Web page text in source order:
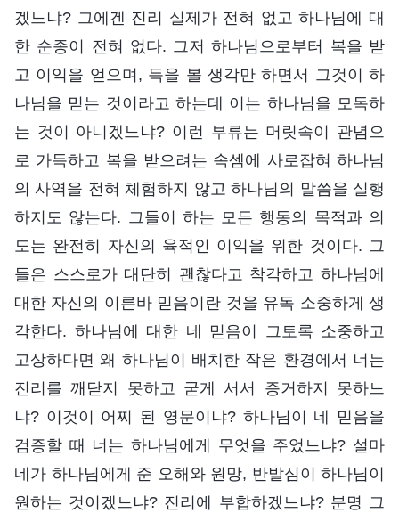
겠느냐? 그에겐 진리 실제가 전혀 없고 하나님에 대
한 순종이 전혀 없다. 그저 하나님으로부터 복을 받
고 이익을 얻으며, 득을 볼 생각만 하면서 그것이 하
나님을 믿는 것이라고 하는데 이는 하나님을 모독하
는 것이 아니겠느냐? 이런 부류는 머릿속이 관념으
로 가득하고 복을 받으려는 속셈에 사로잡혀 하나님
의 사역을 전혀 체험하지 않고 하나님의 말씀을 실행
하지도 않는다. 그들이 하는 모든 행동의 목적과 의
도는 완전히 자신의 육적인 이익을 위한 것이다. 그
들은 스스로가 대단히 괜찮다고 착각하고 하나님에
대한 자신의 이른바 믿음이란 것을 유독 소중하게 생
각한다. 하나님에 대한 네 믿음이 그토록 소중하고
고상하다면 왜 하나님이 배치한 작은 환경에서 너는
진리를 깨닫지 못하고 굳게 서서 증거하지 못하느
냐? 이것이 어찌 된 영문이냐? 하나님이 네 믿음을
검증할 때 너는 하나님에게 무엇을 주었느냐? 설마
네가 하나님에게 준 오해와 원망, 반발심이 하나님이
원하는 것이겠느냐? 진리에 부합하겠느냐? 분명 그